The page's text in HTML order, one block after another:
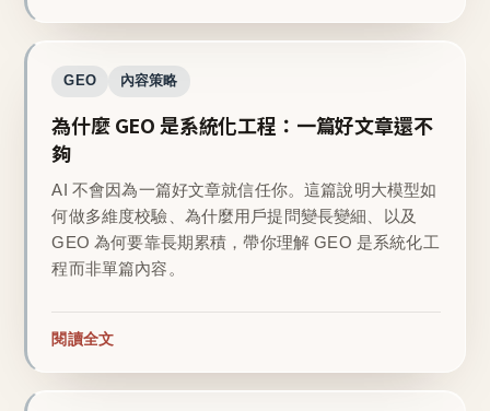
GEO 內容策略
為什麼 GEO 是系統化工程：一篇好文章還不
夠
AI 不會因為一篇好文章就信任你。這篇說明大模型如
何做多維度校驗、為什麼用戶提問變長變細、以及
GEO 為何要靠長期累積，帶你理解 GEO 是系統化工
程而非單篇內容。
閱讀全文